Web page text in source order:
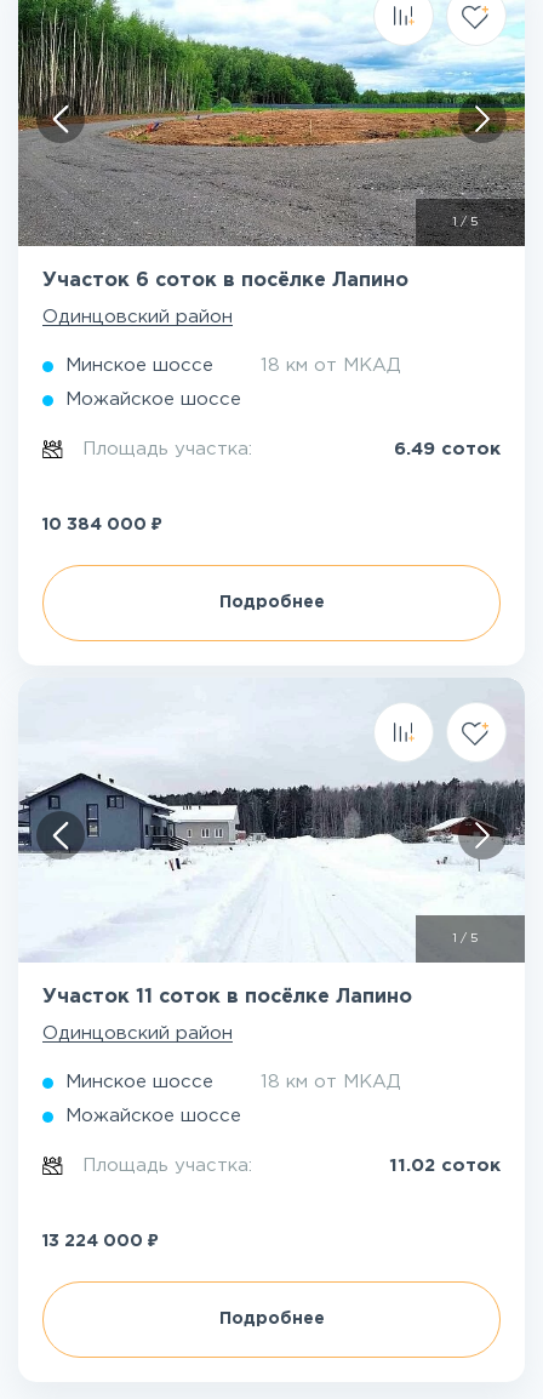
1/5
Участок 6 соток в посёлке Лапино
Одинцовский район
Минское шоссе 18 км от МКАД
Можайское шоссе
Площадь участка: 6.49 соток
10 384 000 ₽
Подробнее
/ 5
Участок 11 соток в посёлке Лапино
Одинцовский район
Минское шоссе 18 км от МКАД
Можайское шоссе
Площадь участка: 11.02 соток
13 224 000 ₽
Подробнее